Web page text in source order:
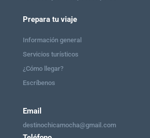
Prepara tu viaje
Información general
Servicios turísticos
¿Cómo llegar?
Escríbenos
Email
destinochicamocha@gmail.com